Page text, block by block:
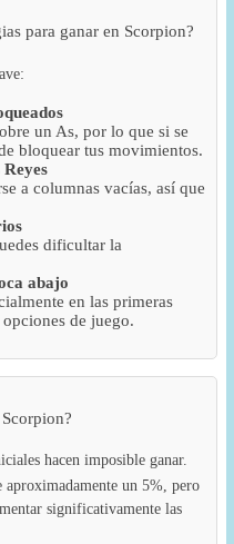
para ganar en Scorpion?
un As, por lo que si se
bloquear tus movimientos.
a columnas vacías, así que
dificultar la
abajo
en las primeras
de juego.
hacen imposible ganar.
aproximadamente un 5%, pero
significativamente las